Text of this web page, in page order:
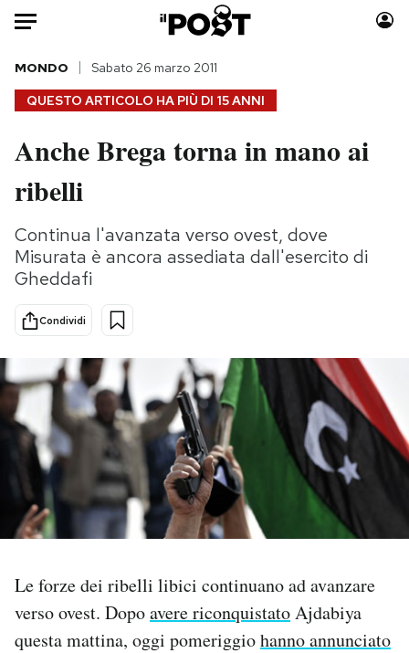
Auto
HOME
Italia
Politica
Tecnologia
Internet
Scienza
Cultura
Economia
Sport
Moda
Storie/Idee
Ok Boomer!
Mondiali calcio 2026
PODCAST
NEWSLETTER
QUESTO ARTICOLO HA PIÙ DI 15 ANNI
MONDO Sabato 26 marzo 2011
Anche Brega torna in mano ai
ribelli
Continua l'avanzata verso ovest, dove
Misurata è ancora assediata dall'esercito di
Gheddafi
Condividi
Le forze dei ribelli libici continuano ad avanzare
verso ovest. Dopoavere riconquistatoAjdabiya
questa mattina, oggi pomeriggiohanno annunciato